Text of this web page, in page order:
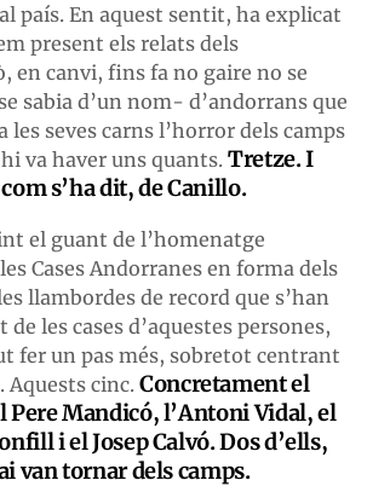
país. En aquest sentit, ha explicat
present els relats dels
en canvi, fins fa no gaire no se
sabia d’un nom- d’andorrans que
les seves carns l’horror dels camps
va haver uns quants. Tretze. I
s’ha dit, de Canillo.
el guant de l’homenatge
Cases Andorranes en forma dels
llambordes de record que s’han
de les cases d’aquestes persones,
fer un pas més, sobretot centrant
Aquests cinc. Concretament el
Pere Mandicó, l’Antoni Vidal, el
i el Josep Calvó. Dos d’ells,
van tornar dels camps.